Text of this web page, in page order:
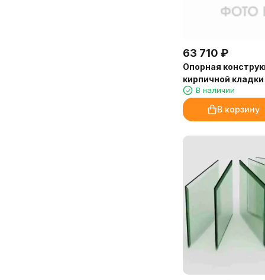
63 710 ₽
Опорная
кирпичной
WT 86 Front/
S86 Front
В наличии
В корзину